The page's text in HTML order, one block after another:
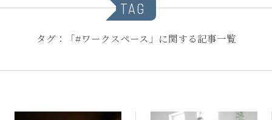
TAG
タグ：「#ワークスペース」に関する記事一覧